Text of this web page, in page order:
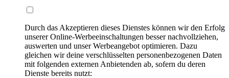
Durch das Akzeptieren dieses Dienstes können wir den Erfolg
unserer Online-Werbeeinschaltungen besser nachvollziehen,
auswerten und unser Werbeangebot optimieren. Dazu
gleichen wir deine verschlüsselten personenbezogenen Daten
mit folgenden externen Anbietenden ab, sofern du deren
Dienste bereits nutzt: